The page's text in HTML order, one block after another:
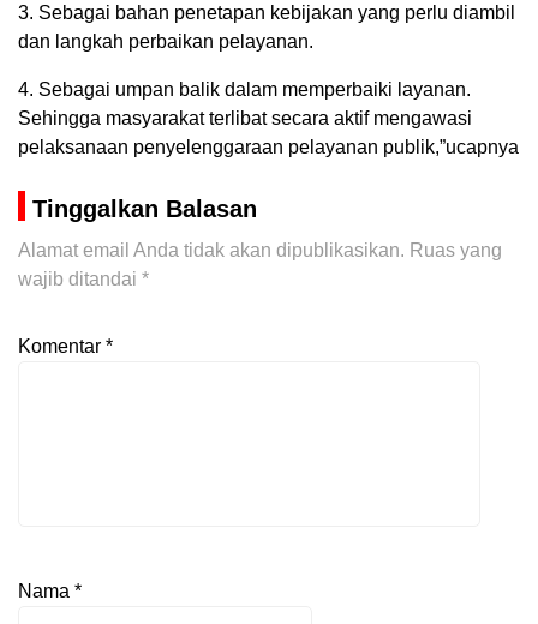
3. Sebagai bahan penetapan kebijakan yang perlu diambil
dan langkah perbaikan pelayanan.
4. Sebagai umpan balik dalam memperbaiki layanan.
Sehingga masyarakat terlibat secara aktif mengawasi
pelaksanaan penyelenggaraan pelayanan publik,”ucapnya
Tinggalkan Balasan
Alamat email Anda tidak akan dipublikasikan. Ruas yang
wajib ditandai *
Komentar *
Nama *